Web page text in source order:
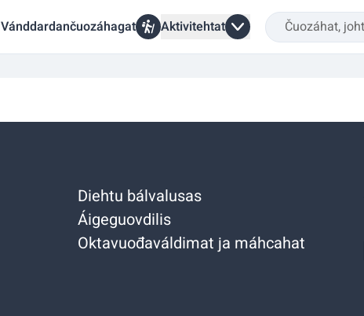
Vánddardančuozáhagat Aktivitehtat
Diehtu bálvalusas
Áigeguovdilis
Oktavuođaváldimat ja máhcahat